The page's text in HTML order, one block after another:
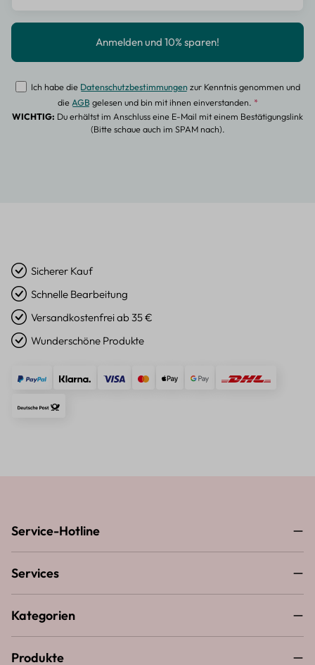
Ich habe die Datenschutzbestimmungenzur Kenntnis genommen und
dieAGBgelesen und bin mit ihnen einverstanden. *
WICHTIG: Du erhältst im Anschluss eine E-Mail mit einem Bestätigungslink
(Bitte schaue auch im SPAM nach).
Sicherer Kauf
Schnelle Bearbeitung
Versandkostenfrei ab 35 €
Wunderschöne Produkte
Service-Hotline
Services
Kategorien
Produkte